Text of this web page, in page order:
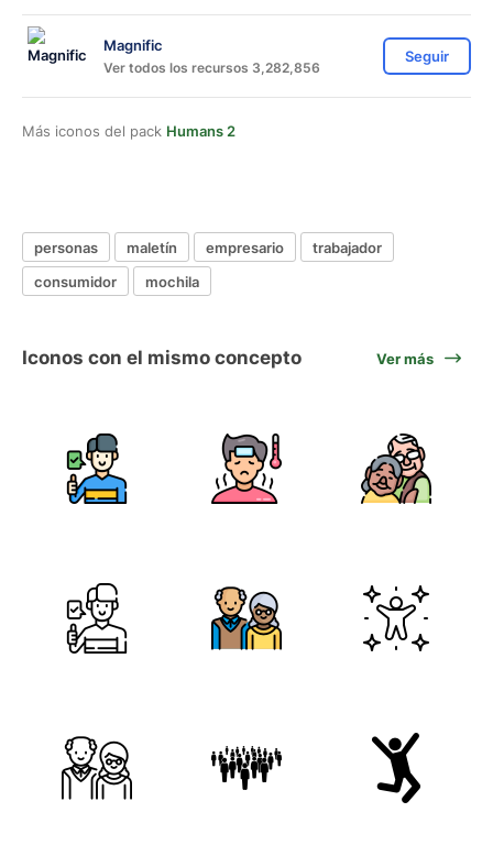
Magnific
Ver todos los recursos 3,282,856
Seguir
Más iconos del pack Humans 2
personas maletín empresario
trabajador
consumidor
mochila
Iconos con el mismo concepto Ver más